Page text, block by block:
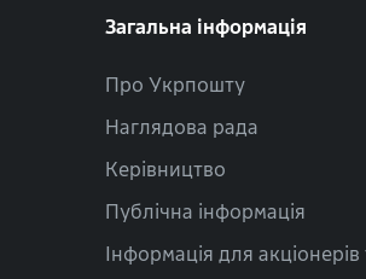
Загальна інформація
Про Укрпошту
Наглядова рада
Керівництво
Публічна інформація
Інформація для акціонерів